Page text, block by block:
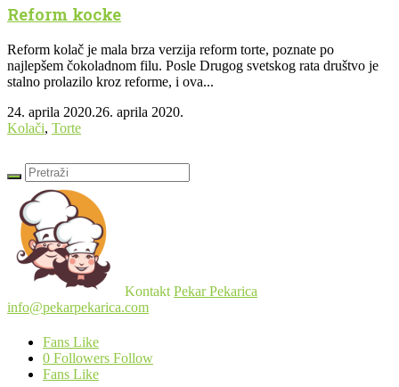
Reform kocke
Reform kolač je mala brza verzija reform torte, poznate po
najlepšem čokoladnom filu. Posle Drugog svetskog rata društvo je
stalno prolazilo kroz reforme, i ova...
24. aprila 2020.26. aprila 2020.
Kolači, Torte
Kontakt Pekar Pekarica
info@pekarpekarica.com
Fans Like
0 Followers Follow
Fans Like